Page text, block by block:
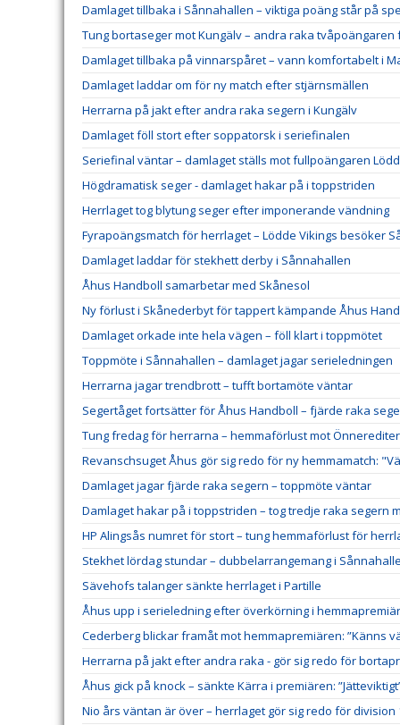
Damlaget tillbaka i Sånnahallen – viktiga poäng står på
Tung bortaseger mot Kungälv – andra raka
Damlaget tillbaka på vinnarspåret – vann komfortabelt i
Damlaget laddar om för ny match efter stjärnsmällen
Herrarna på jakt efter andra raka segern i Kungälv
Damlaget föll stort efter soppatorsk i seriefinalen
Seriefinal väntar – damlaget ställs mot fullpoängaren
Högdramatisk seger - damlaget hakar på i toppstriden
Herrlaget tog blytung seger efter imponerande vändning
Fyrapoängsmatch för herrlaget – Lödde Vikings besöker
Damlaget laddar för stekhett derby i Sånnahallen
Åhus Handboll samarbetar med Skånesol
Ny förlust i Skånederbyt för tappert kämpande Åhus
Damlaget orkade inte hela vägen – föll klart i toppmötet
Toppmöte i Sånnahallen – damlaget jagar serieledningen
Herrarna jagar trendbrott – tufft bortamöte väntar
Segertåget fortsätter för Åhus Handboll – fjärde raka
Tung fredag för herrarna – hemmaförlust mot
Revanschsuget Åhus gör sig redo för ny hemmamatch:
Damlaget jagar fjärde raka segern – toppmöte väntar
Damlaget hakar på i toppstriden – tog tredje raka segern
HP Alingsås numret för stort – tung hemmaförlust för
Stekhet lördag stundar – dubbelarrangemang i
Sävehofs talanger sänkte herrlaget i Partille
Åhus upp i serieledning efter överkörning i
Cederberg blickar framåt mot hemmapremiären: ”Känns
Herrarna på jakt efter andra raka - gör sig redo för
Åhus gick på knock – sänkte Kärra i premiären:
Nio års väntan är över – herrlaget gör sig redo för division